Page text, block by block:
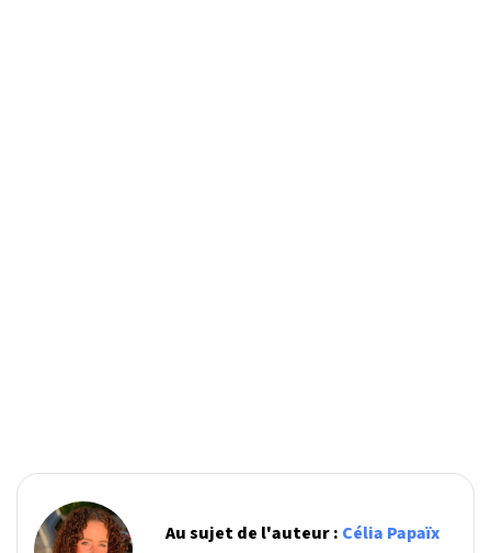
Au sujet de l'auteur : Célia Papaïx